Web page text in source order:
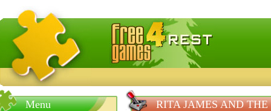
FreeGames4Rrest - Бесплатно скачать игры,
Menu RITA JAMES AND